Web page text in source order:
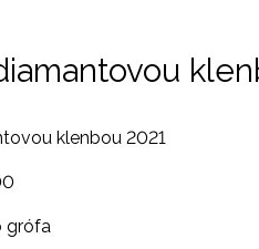
klenbou 2021
grófa